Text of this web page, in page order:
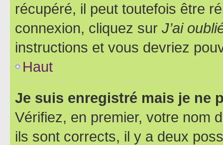
récupéré, il peut toutefois être
connexion, cliquez sur J’ai
instructions et vous devriez
Haut
Je suis enregistré mais je ne
Vérifiez, en premier, votre nom
ils sont corrects, il y a deux